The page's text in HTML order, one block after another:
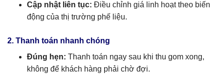
Cập nhật liên tục: Điều chỉnh giá linh hoạt theo biến
động của thị trường phế liệu.
2. Thanh toán nhanh chóng
Đúng hẹn: Thanh toán ngay sau khi thu gom xong,
không để khách hàng phải chờ đợi.